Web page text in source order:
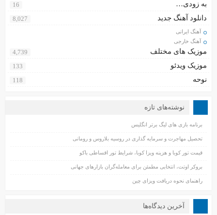
به زودی… 16
دانلود آهنگ جدید 8,027
آهنگ ایرانی
آهنگ خارجی
موزیک های مختلف 4,739
موزیک ویدئو 133
نوحه 118
نوشته‌های تازه
برنامه بازی های لیگ برتر انگلیس
تحصیل مهاجرت و سرمایه گذاری در روسیه بلاروس و رومانی
قیمت تور کوبا و هزینه ویزا کوبا، شرایط تور اقساطی باکو
بروکر اوتت، انتخابی مطمئن برای معامله‌گران بازارهای جهانی
راهنمای نحوه دریافت ویزای چین
آخرین دیدگاه‌ها